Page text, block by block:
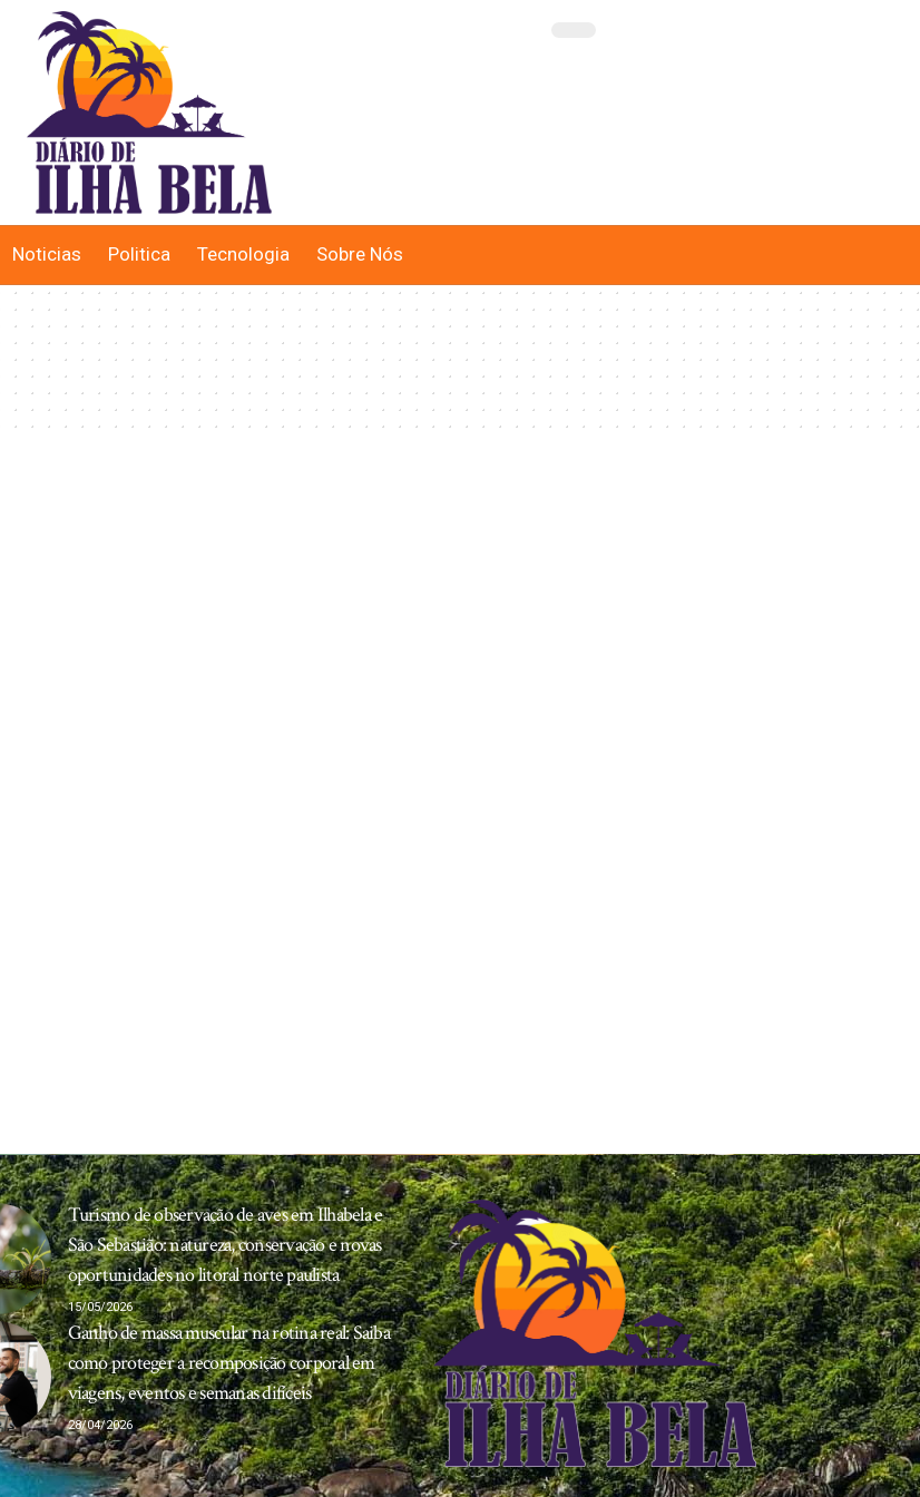
Noticias Politica Tecnologia Sobre Nós
Turismo de observação de aves em Ilhabela e
São Sebastião: natureza, conservação e novas
oportunidades no litoral norte paulista
15/05/2026
Ganho de massa muscular na rotina real: Saiba
como proteger a recomposição corporal em
viagens, eventos e semanas difíceis
28/04/2026